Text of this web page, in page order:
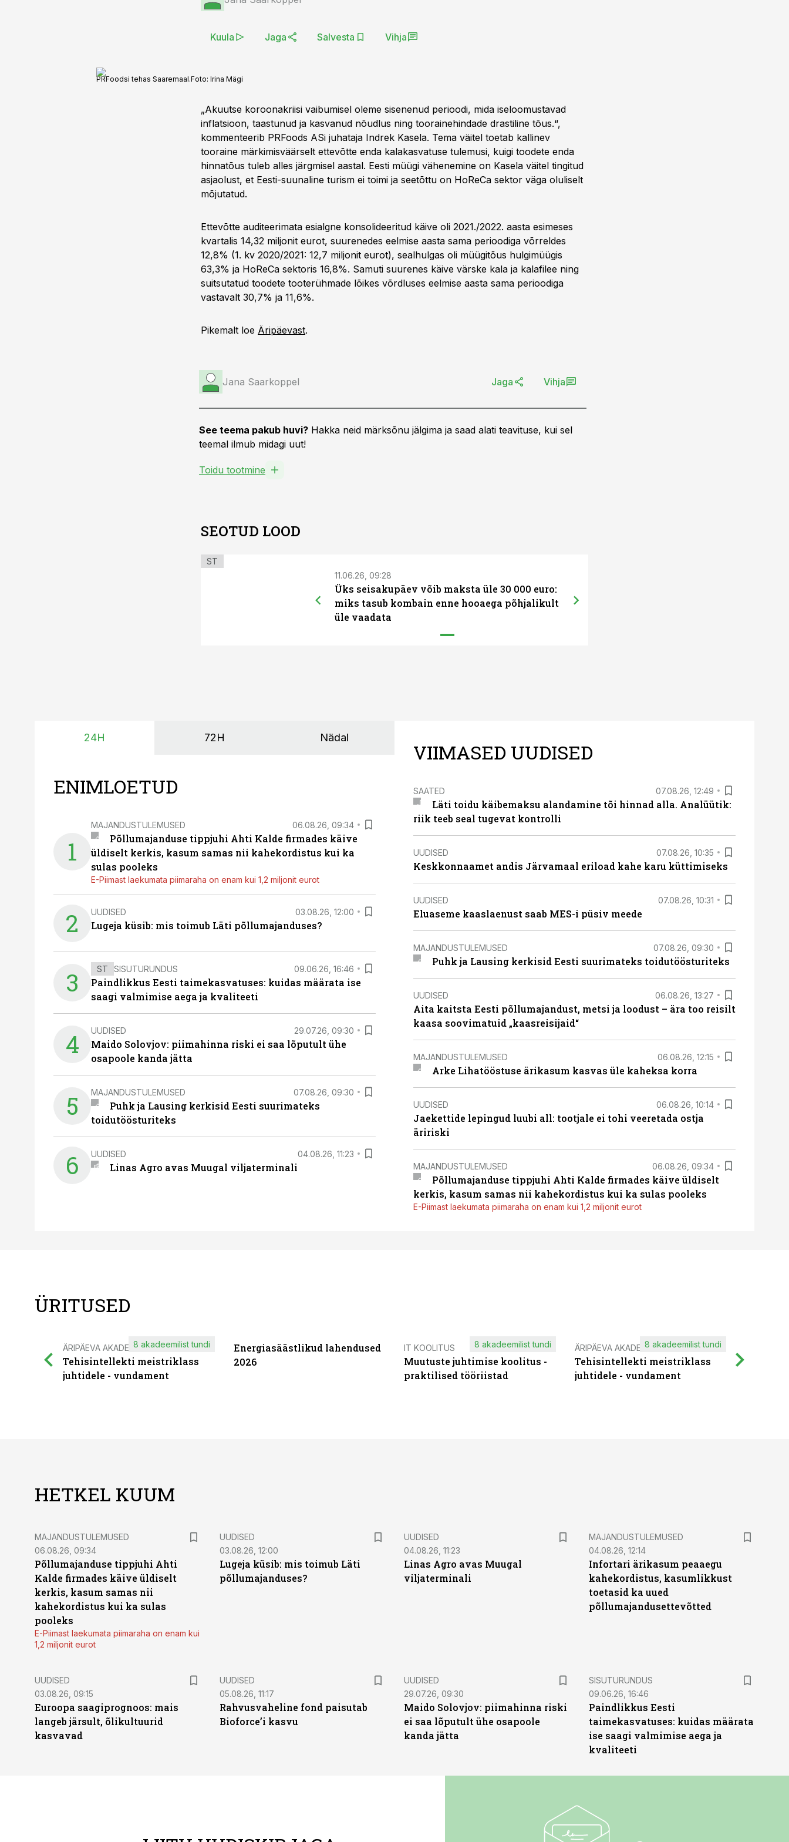
Kuula Jaga Salvesta Vihja
PRFoodsi tehas Saaremaal.Foto: Irina Mägi
„Akuutse koroonakriisi vaibumisel oleme sisenenud perioodi, mida iseloomustavad
inflatsioon, taastunud ja kasvanud nõudlus ning toorainehindade drastiline tõus.“,
kommenteerib PRFoods ASi juhataja Indrek Kasela. Tema väitel toetab kallinev
tooraine märkimisväärselt ettevõtte enda kalakasvatuse tulemusi, kuigi toodete enda
hinnatõus tuleb alles järgmisel aastal. Eesti müügi vähenemine on Kasela väitel tingitud
asjaolust, et Eesti-suunaline turism ei toimi ja seetõttu on HoReCa sektor väga oluliselt
mõjutatud.
Ettevõtte auditeerimata esialgne konsolideeritud käive oli 2021./2022. aasta esimeses
kvartalis 14,32 miljonit eurot, suurenedes eelmise aasta sama perioodiga võrreldes
12,8% (1. kv 2020/2021: 12,7 miljonit eurot), sealhulgas oli müügitõus hulgimüügis
63,3% ja HoReCa sektoris 16,8%. Samuti suurenes käive värske kala ja kalafilee ning
suitsutatud toodete tooterühmade lõikes võrdluses eelmise aasta sama perioodiga
vastavalt 30,7% ja 11,6%.
Pikemalt loe Äripäevast.
Jana Saarkoppel Jaga Vihja
See teema pakub huvi? Hakka neid märksõnu jälgima ja saad alati teavituse, kui sel
teemal ilmub midagi uut!
Toidu tootmine
SEOTUD LOOD
ST
11.06.26, 09:28
Üks seisakupäev võib maksta üle 30 000 euro:
miks tasub kombain enne hooaega põhjalikult
üle vaadata
24H 72H Nädal
ENIMLOETUD
1
MAJANDUSTULEMUSED 06.08.26, 09:34
Põllumajanduse tippjuhi Ahti Kalde firmades käive
üldiselt kerkis, kasum samas nii kahekordistus kui ka
sulas pooleks
E-Piimast laekumata piimaraha on enam kui 1,2 miljonit eurot
2 UUDISED 03.08.26, 12:00
Lugeja küsib: mis toimub Läti põllumajanduses?
3 ST SISUTURUNDUS 09.06.26, 16:46
Paindlikkus Eesti taimekasvatuses: kuidas määrata ise
saagi valmimise aega ja kvaliteeti
4 UUDISED 29.07.26, 09:30
Maido Solovjov: piimahinna riski ei saa lõputult ühe
osapoole kanda jätta
5 MAJANDUSTULEMUSED 07.08.26, 09:30
Puhk ja Lausing kerkisid Eesti suurimateks
toidutöösturiteks
6 UUDISED 04.08.26, 11:23
Linas Agro avas Muugal viljaterminali
VIIMASED UUDISED
SAATED 07.08.26, 12:49
Läti toidu käibemaksu alandamine tõi hinnad alla. Analüütik:
riik teeb seal tugevat kontrolli
UUDISED 07.08.26, 10:35
Keskkonnaamet andis Järvamaal eriload kahe karu küttimiseks
UUDISED 07.08.26, 10:31
Eluaseme kaaslaenust saab MES-i püsiv meede
MAJANDUSTULEMUSED 07.08.26, 09:30
Puhk ja Lausing kerkisid Eesti suurimateks toidutöösturiteks
UUDISED 06.08.26, 13:27
Aita kaitsta Eesti põllumajandust, metsi ja loodust – ära too reisilt
kaasa soovimatuid „kaasreisijaid“
MAJANDUSTULEMUSED 06.08.26, 12:15
Arke Lihatööstuse ärikasum kasvas üle kaheksa korra
UUDISED 06.08.26, 10:14
Jaekettide lepingud luubi all: tootjale ei tohi veeretada ostja
äririski
MAJANDUSTULEMUSED 06.08.26, 09:34
Põllumajanduse tippjuhi Ahti Kalde firmades käive üldiselt
kerkis, kasum samas nii kahekordistus kui ka sulas pooleks
E-Piimast laekumata piimaraha on enam kui 1,2 miljonit eurot
ÜRITUSED
ÄRIPÄEVA AKADEEMIA
Tehisintellekti meistriklass
juhtidele - vundament
8 akadeemilist tundi
Energiasäästlikud lahendused
2026
IT KOOLITUS
Muutuste juhtimise koolitus -
praktilised tööriistad
8 akadeemilist tundi ÄRIPÄEVA AKADEEMIA
Tehisintellekti meistriklass
juhtidele - vundament
8 akadeemilist tundi
HETKEL KUUM
MAJANDUSTULEMUSED
06.08.26, 09:34
Põllumajanduse tippjuhi Ahti
Kalde firmades käive üldiselt
kerkis, kasum samas nii
kahekordistus kui ka sulas
pooleks
E-Piimast laekumata piimaraha on enam kui
1,2 miljonit eurot
UUDISED
03.08.26, 12:00
Lugeja küsib: mis toimub Läti
põllumajanduses?
UUDISED
04.08.26, 11:23
Linas Agro avas Muugal
viljaterminali
MAJANDUSTULEMUSED
04.08.26, 12:14
Infortari ärikasum peaaegu
kahekordistus, kasumlikkust
toetasid ka uued
põllumajandusettevõtted
UUDISED
03.08.26, 09:15
Euroopa saagiprognoos: mais
langeb järsult, õlikultuurid
kasvavad
UUDISED
05.08.26, 11:17
Rahvusvaheline fond paisutab
Bioforce’i kasvu
UUDISED
29.07.26, 09:30
Maido Solovjov: piimahinna riski
ei saa lõputult ühe osapoole
kanda jätta
ST
SISUTURUNDUS
09.06.26, 16:46
Paindlikkus Eesti
taimekasvatuses: kuidas määrata
ise saagi valmimise aega ja
kvaliteeti